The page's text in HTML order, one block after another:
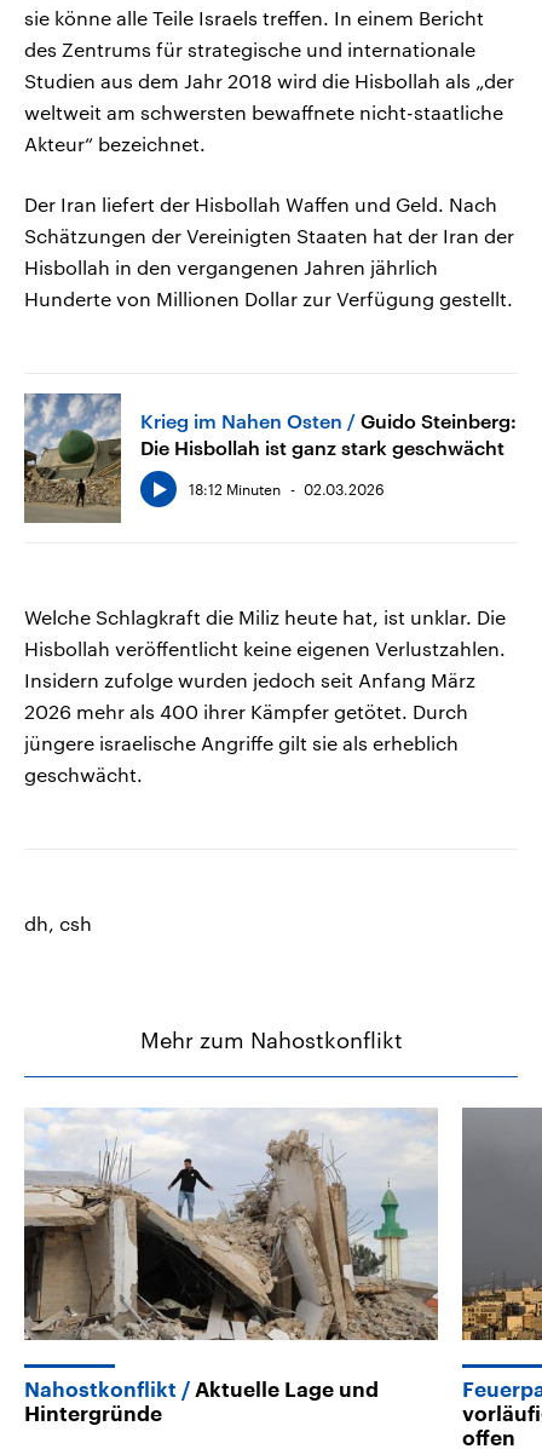
sie könne alle Teile Israels treffen. In einem Bericht
des Zentrums für strategische und internationale
Studien aus dem Jahr 2018 wird die Hisbollah als „der
weltweit am schwersten bewaffnete nicht-staatliche
Akteur“ bezeichnet.
Der Iran liefert der Hisbollah Waffen und Geld. Nach
Schätzungen der Vereinigten Staaten hat der Iran der
Hisbollah in den vergangenen Jahren jährlich
Hunderte von Millionen Dollar zur Verfügung gestellt.
Krieg im Nahen Osten
Guido Steinberg:
Die Hisbollah ist ganz stark geschwächt
18:12 Minuten 02.03.2026
Welche Schlagkraft die Miliz heute hat, ist unklar. Die
Hisbollah veröffentlicht keine eigenen Verlustzahlen.
Insidern zufolge wurden jedoch seit Anfang März
2026 mehr als 400 ihrer Kämpfer getötet. Durch
jüngere israelische Angriffe gilt sie als erheblich
geschwächt.
dh, csh
Mehr zum Nahostkonflikt
Nahostkonflikt
Aktuelle Lage und
Hintergründe
offen